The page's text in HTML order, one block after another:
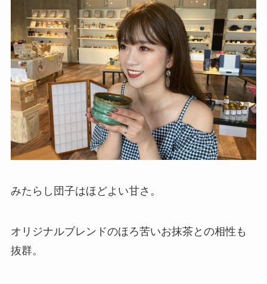
みたらし団子はほどよい甘さ。
オリジナルブレンドのほろ苦いお抹茶との相性も
抜群。